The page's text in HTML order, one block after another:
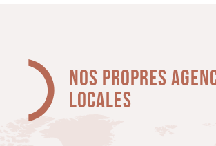
NOS PROPRES
LOCALES